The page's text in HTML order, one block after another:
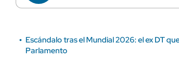
Escándalo tras el Mundial 2026: el ex DT
Parlamento